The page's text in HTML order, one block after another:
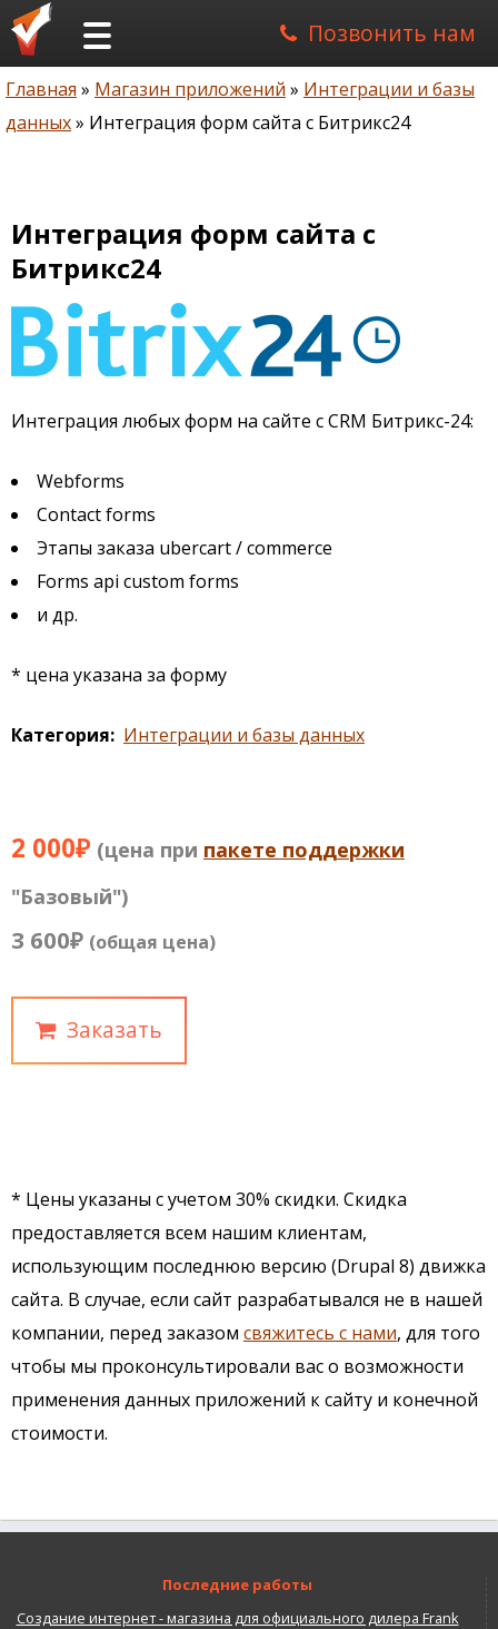
Позвонить нам
Строка
навигации
Главная Магазин приложений
Интеграции и базы
данных
Интеграция форм сайта с Битрикс24
Интеграция форм сайта с
Битрикс24
Интеграция любых форм на сайте с CRM Битрикс-24:
Webforms
Contact forms
Этапы заказа ubercart / commerce
Forms api custom forms
и др.
* цена указана за форму
Категория Интеграции и базы данных
2 000₽ (цена при пакете поддержки
"Базовый")
3 600₽ (общая цена)
Заказать
* Цены указаны с учетом 30% скидки. Скидка
предоставляется всем нашим клиентам,
использующим последнюю версию (Drupal 8) движка
сайта. В случае, если сайт разрабатывался не в нашей
компании, перед заказом свяжитесь с нами, для того
чтобы мы проконсультировали вас о возможности
применения данных приложений к сайту и конечной
стоимости.
Последние работы
Создание интернет - магазина для официального дилера Frank